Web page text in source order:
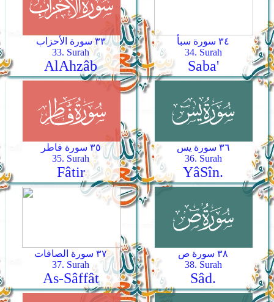
٣٣ سورة الأحزاب
33. Surah
Al­Ahzâb
٣٤ سورة سبأ
34. Surah
Saba'
٣٥ سورة فاطر
35. Surah
Fâtir
٣٦ سورة يس
36. Surah
Yâ­Sîn.
٣٧ سورة الصافات
37. Surah
As-Sâffât
٣٨ سورة ص
38. Surah
Sâd.